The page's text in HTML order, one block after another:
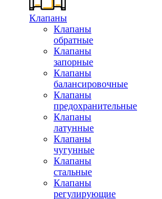
Клапаны
Клапаны
обратные
Клапаны
запорные
Клапаны
балансировочные
Клапаны
предохранительные
Клапаны
латунные
Клапаны
чугунные
Клапаны
стальные
Клапаны
регулирующие